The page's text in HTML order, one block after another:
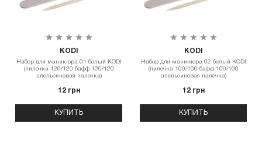
KODI
Набор для маникюра 01 белый KODI
(пилочка 120/120 бафф 120/120
апельсиновая палочка)
12 грн
КУПИТЬ
KODI
Набор для маникюра 02 белый KODI
(пилочка 100/100 бафф 100/100
апельсиновая палочка)
12 грн
КУПИТЬ